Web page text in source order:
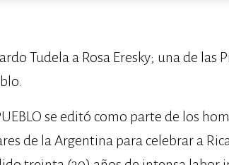
Tudela a Rosa Eresky; una de las
se editó como parte de los
de la Argentina para celebrar a